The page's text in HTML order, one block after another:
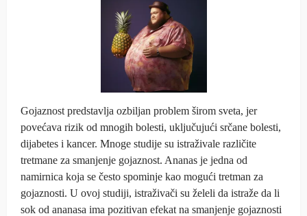
Gojaznost predstavlja ozbiljan problem širom sveta, jer
povećava rizik od mnogih bolesti, uključujući srčane bolesti,
dijabetes i kancer. Mnoge studije su istraživale različite
tretmane za smanjenje gojaznost. Ananas je jedna od
namirnica koja se često spominje kao mogući tretman za
gojaznosti. U ovoj studiji, istraživači su želeli da istraže da li
sok od ananasa ima pozitivan efekat na smanjenje gojaznosti